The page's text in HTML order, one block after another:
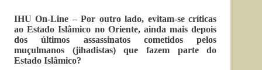
IHU On-Line – Por outro lado, evitam-se críticas
ao Estado Islâmico no Oriente, ainda mais depois
dos últimos assassinatos cometidos pelos
muçulmanos (jihadistas) que fazem parte do
Estado Islâmico?